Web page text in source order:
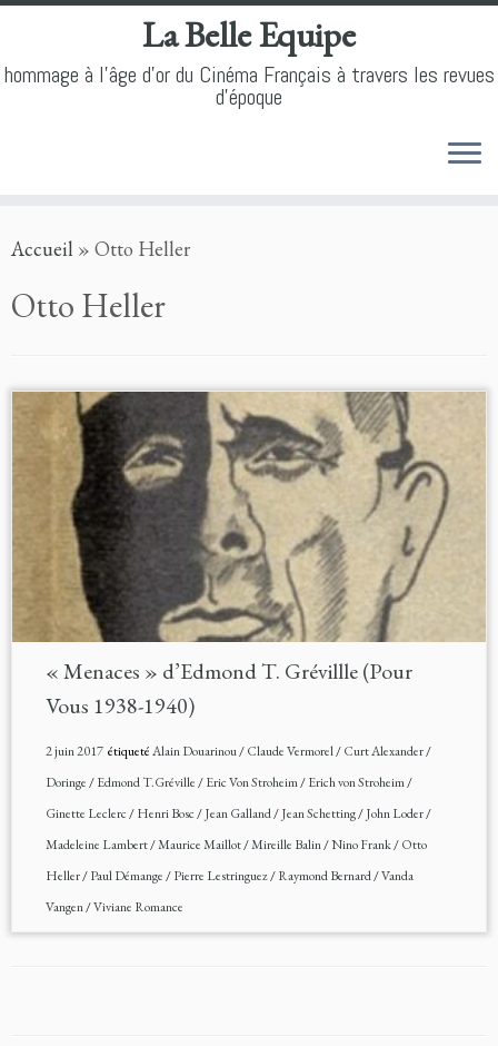
to
La Belle Equipe
hommage à l'âge d'or du Cinéma Français à travers les revues
d'époque
Accueil » Otto Heller
Otto Heller
« Menaces » d’Edmond T. Grévillle (Pour
Vous 1938-1940)
2 juin 2017étiquetéAlain Douarinou/Claude Vermorel/Curt Alexander/
Doringe/Edmond T.Gréville/Eric Von Stroheim/Erich von Stroheim/
Ginette Leclerc/Henri Bosc/Jean Galland/Jean Schetting/John Loder/
Madeleine Lambert/Maurice Maillot/Mireille Balin/Nino Frank/Otto
Heller/Paul Démange/Pierre Lestringuez/Raymond Bernard/Vanda
Vangen/Viviane Romance